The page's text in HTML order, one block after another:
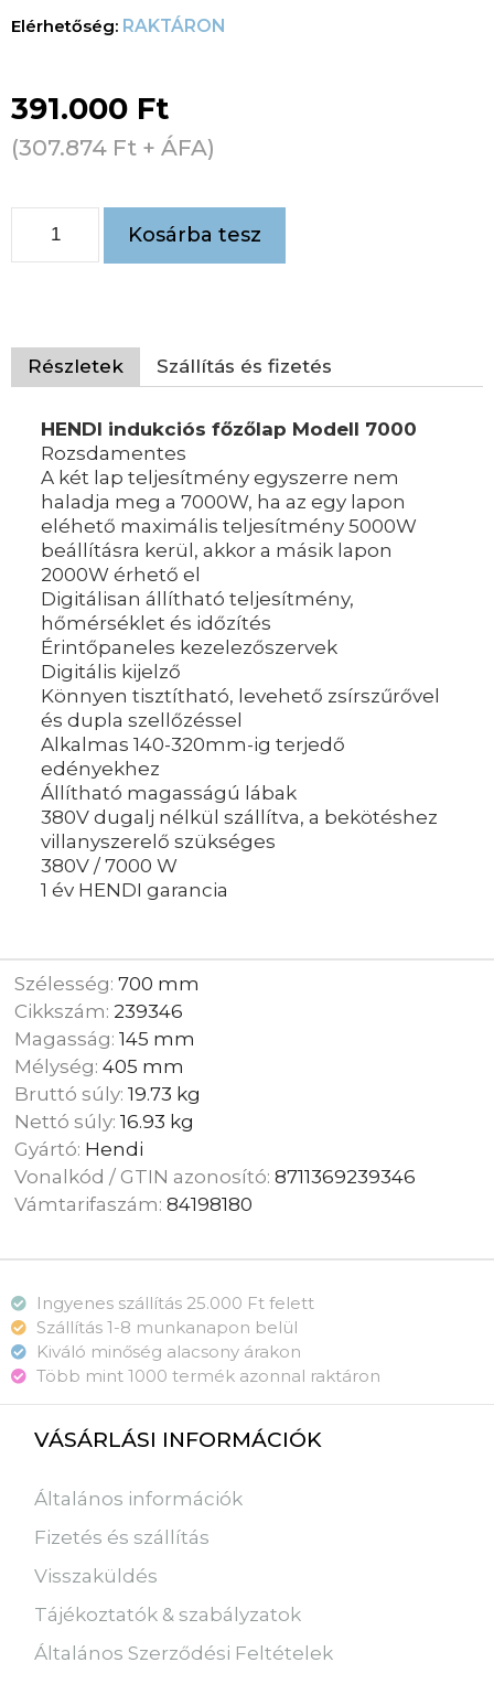
RAKTÁRON
391.000 Ft
(307.874 Ft + ÁFA)
Kosárba tesz
Részletek Szállítás és fizetés
HENDI indukciós főzőlap Modell 7000
Rozsdamentes
A két lap teljesítmény egyszerre nem
haladja meg a 7000W, ha az egy lapon
eléhető maximális teljesítmény 5000W
beállításra kerül, akkor a másik lapon
2000W érhető el
Digitálisan állítható teljesítmény,
hőmérséklet és időzítés
Érintőpaneles kezelezőszervek
Digitális kijelző
Könnyen tisztítható, levehető zsírszűrővel
és dupla szellőzéssel
Alkalmas 140-320mm-ig terjedő
edényekhez
Állítható magasságú lábak
380V dugalj nélkül szállítva, a bekötéshez
villanyszerelő szükséges
380V / 7000 W
1 év HENDI garancia
Szélesség:700 mm
Cikkszám: 239346
Magasság:145 mm
Mélység:405 mm
Bruttó súly:19.73 kg
Nettó súly:16.93 kg
Gyártó: Hendi
Vonalkód / GTIN azonosító:8711369239346
Vámtarifaszám:84198180
Ingyenes szállítás 25.000 Ft felett
Szállítás 1-8 munkanapon belül
Kiváló minőség alacsony árakon
Több mint 1000 termék azonnal raktáron
VÁSÁRLÁSI INFORMÁCIÓK
Általános információk
Fizetés és szállítás
Visszaküldés
Tájékoztatók & szabályzatok
Általános Szerződési Feltételek